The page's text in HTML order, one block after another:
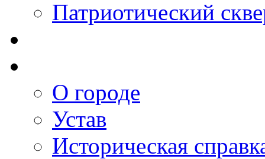
Патриотический
О городе
Устав
Историческая